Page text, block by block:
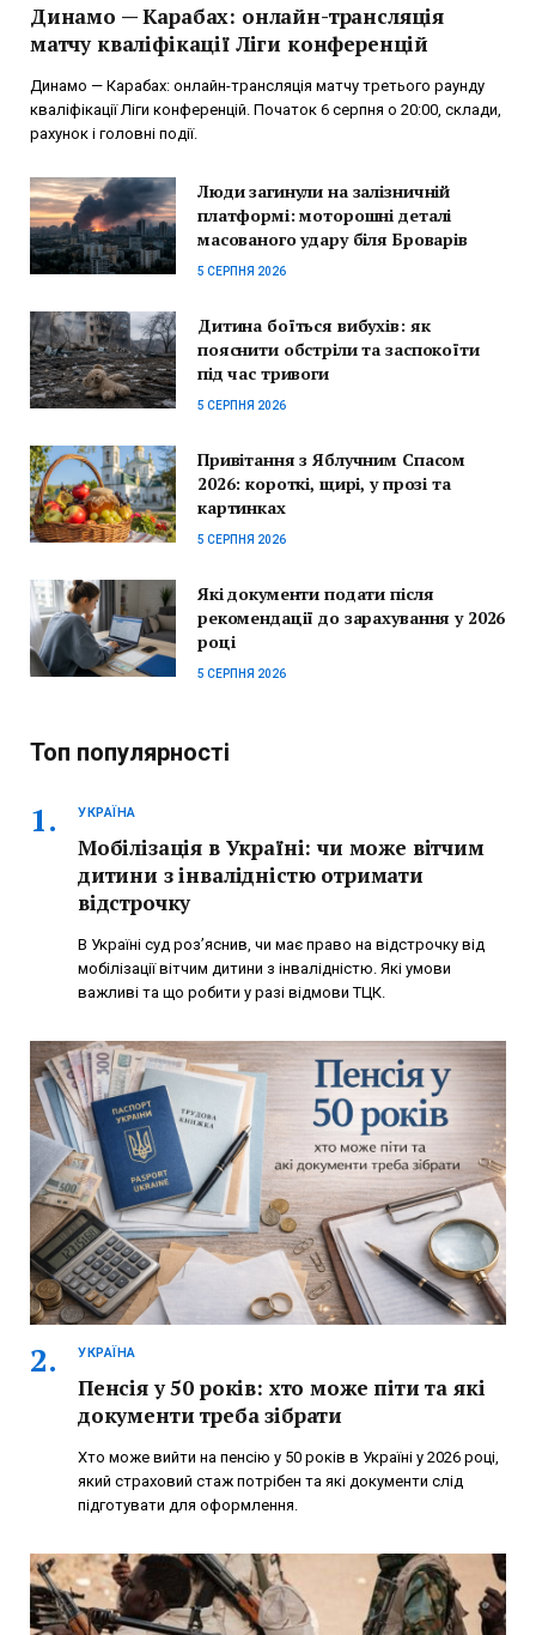
Динамо — Карабах: онлайн-трансляція
матчу кваліфікації Ліги конференцій
Динамо — Карабах: онлайн-трансляція матчу третього раунду
кваліфікації Ліги конференцій. Початок 6 серпня о 20:00, склади,
рахунок і головні події.
Люди загинули на залізничній
платформі: моторошні деталі
масованого удару біля Броварів
5 СЕРПНЯ 2026
Дитина боїться вибухів: як
пояснити обстріли та заспокоїти
під час тривоги
5 СЕРПНЯ 2026
Привітання з Яблучним Спасом
2026: короткі, щирі, у прозі та
картинках
5 СЕРПНЯ 2026
Які документи подати після
рекомендації до зарахування у 2026
році
5 СЕРПНЯ 2026
Топ популярності
УКРАЇНА
Мобілізація в Україні: чи може вітчим
дитини з інвалідністю отримати
відстрочку
В Україні суд роз’яснив, чи має право на відстрочку від
мобілізації вітчим дитини з інвалідністю. Які умови
важливі та що робити у разі відмови ТЦК.
УКРАЇНА
Пенсія у 50 років: хто може піти та які
документи треба зібрати
Хто може вийти на пенсію у 50 років в Україні у 2026 році,
який страховий стаж потрібен та які документи слід
підготувати для оформлення.